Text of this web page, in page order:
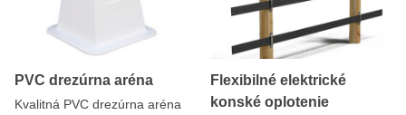
PVC drezúrna aréna
Kvalitná PVC drezúrna aréna
Flexibilné elektrické
konské oplotenie